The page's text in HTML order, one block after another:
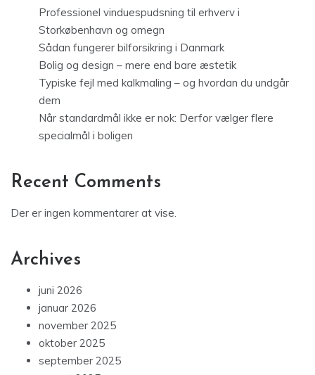
Professionel vinduespudsning til erhverv i
Storkøbenhavn og omegn
Sådan fungerer bilforsikring i Danmark
Bolig og design – mere end bare æstetik
Typiske fejl med kalkmaling – og hvordan du undgår
dem
Når standardmål ikke er nok: Derfor vælger flere
specialmål i boligen
Recent Comments
Der er ingen kommentarer at vise.
Archives
juni 2026
januar 2026
november 2025
oktober 2025
september 2025